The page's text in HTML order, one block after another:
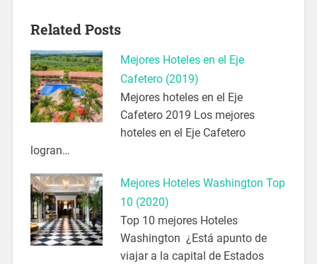
Related Posts
Mejores Hoteles en el Eje
Cafetero (2019)
Mejores hoteles en el Eje
Cafetero 2019 Los mejores
hoteles en el Eje Cafetero
logran…
Mejores Hoteles Washington Top
10 (2020)
Top 10 mejores Hoteles
Washington ¿Está apunto de
viajar a la capital de Estados